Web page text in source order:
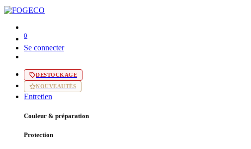
0
Se connecter
DESTOCKAGE
NOUVEAUTÉS
Entretien
Couleur & préparation
Protection